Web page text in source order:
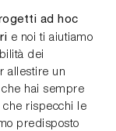
ad hoc
e noi ti aiutiamo
dei
allestire un
hai sempre
che rispecchi le
predisposto